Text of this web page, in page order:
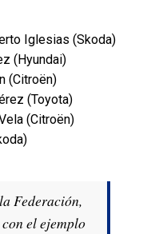
Iglesias (Skoda)
(Hyundai)
(Citroën)
(Toyota)
(Citroën)
Federación,
el ejemplo